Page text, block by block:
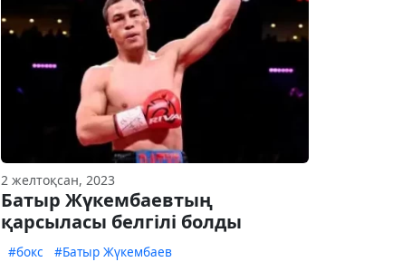
2 желтоқсан, 2023
Батыр Жүкембаевтың
қарсыласы белгілі болды
#бокс #Батыр Жүкембаев